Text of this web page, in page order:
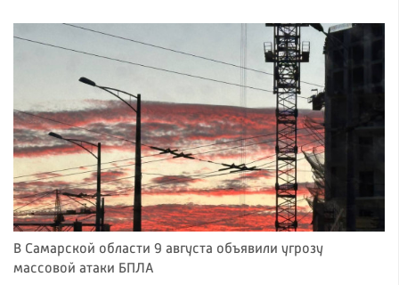
В Самарской области 9 августа объявили угрозу
массовой атаки БПЛА